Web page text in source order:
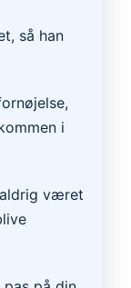
så han
i
aldrig været